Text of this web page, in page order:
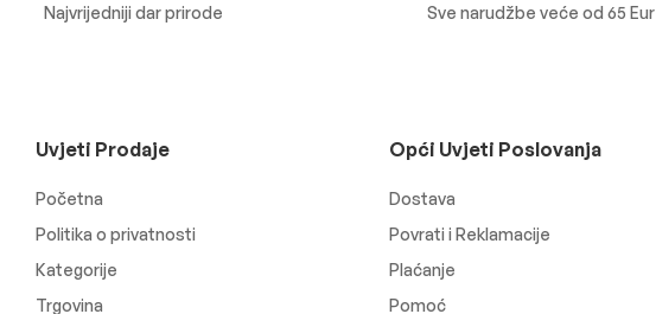
Najvrijedniji dar prirode
Sve narudžbe veće od 65 Eur
Uvjeti Prodaje
Početna
Politika o privatnosti
Kategorije
Trgovina
Opći Uvjeti Poslovanja
Dostava
Povrati i Reklamacije
Plaćanje
Pomoć